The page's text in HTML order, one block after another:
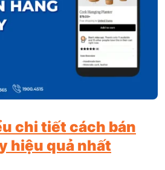
chi tiết cách bán
hiệu quả nhất